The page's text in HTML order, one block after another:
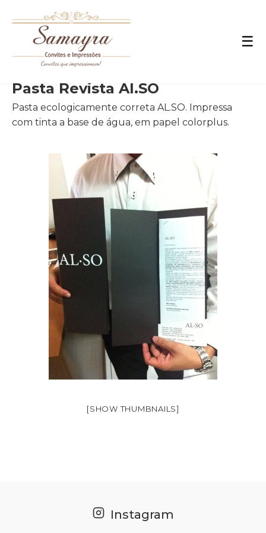
☰
Pasta Revista Al.SO
Pasta ecologicamente correta AL.SO. Impressa
com tinta a base de água, em papel colorplus.
[SHOW THUMBNAILS]
Instagram